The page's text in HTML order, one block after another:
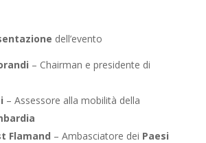
dell’evento
– Chairman e presidente di
– Assessore alla mobilità della
Flamand – Ambasciatore dei Paesi